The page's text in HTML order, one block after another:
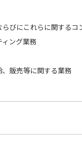
びにこれらに関するコ
ング業務
販売等に関する業務